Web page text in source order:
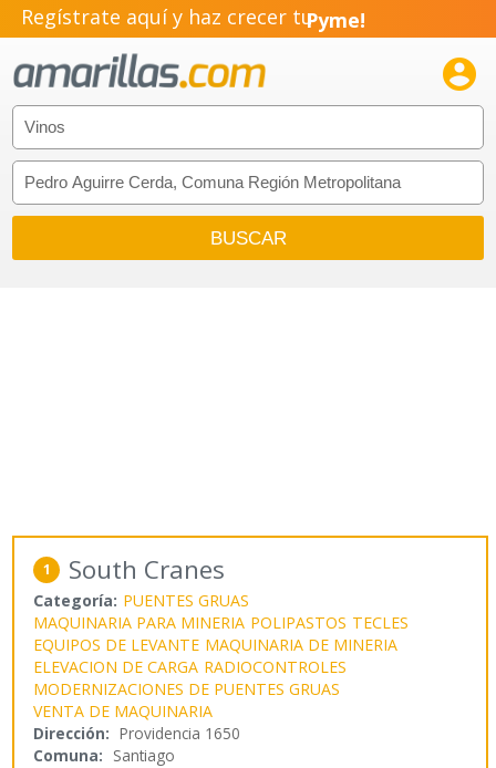
Regístrate aquí y haz crecer tuPyme!
Emprendimiento!

1 South Cranes
Categoría: PUENTES GRUAS
MAQUINARIA PARA MINERIA POLIPASTOS TECLES
EQUIPOS DE LEVANTE MAQUINARIA DE MINERIA
ELEVACION DE CARGA RADIOCONTROLES
MODERNIZACIONES DE PUENTES GRUAS
VENTA DE MAQUINARIA
Dirección: Providencia 1650
Comuna: Santiago